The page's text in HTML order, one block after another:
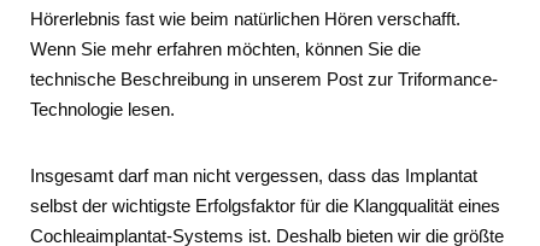
Hörerlebnis fast wie beim natürlichen Hören verschafft.
Wenn Sie mehr erfahren möchten, können Sie die
technische Beschreibung in unserem Post zur Triformance-
Technologie lesen.
Insgesamt darf man nicht vergessen, dass das Implantat
selbst der wichtigste Erfolgsfaktor für die Klangqualität eines
Cochleaimplantat-Systems ist. Deshalb bieten wir die größte